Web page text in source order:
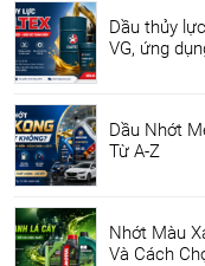
Dầu thủy
VG, ứng
Dầu Nhớt
Từ A-Z
Nhớt Màu
Và Cách